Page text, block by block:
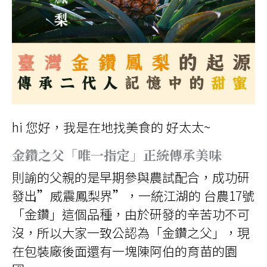
hi 您好，我是在地找美食的 好太太~
金鑽之父「唯一指定」正統傳承美味
則諭的父親的是早期參與農試配合，成功研
發出” 威震鳳梨界” ，一統江湖的 台農17號
「金鑽」這個品種，由於研發的辛苦功不可
沒，所以大家一致公認為「金鑽之父」，現
在包裝廠後面還有一塊陳阿伯的育苗的園